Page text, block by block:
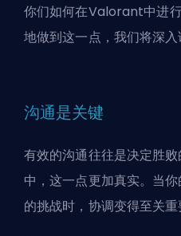
你们如何在Valorant中进
地做到这一点，我们将深入
沟通是关键
有效的沟通往往是决定胜
中，这一点更加真实。当
的挑战时，协调变得至关重